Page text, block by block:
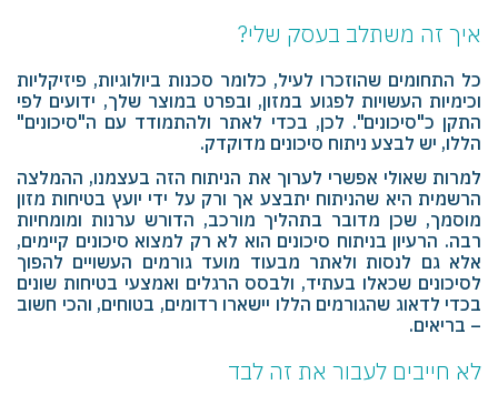
איך זה משתלב בעסק שלי?
כל התחומים שהוזכרו לעיל, כלומר סכנות ביולוגיות, פיזיקליות
וכימיות העשויות לפגוע במזון, ובפרט במוצר שלך, ידועים לפי
התקן כ"סיכונים". לכן, בכדי לאתר ולהתמודד עם ה"סיכונים"
הללו, יש לבצע ניתוח סיכונים מדוקדק.
למרות שאולי אפשרי לערוך את הניתוח הזה בעצמנו, ההמלצה
הרשמית היא שהניתוח יתבצע אך ורק על ידי יועץ בטיחות מזון
מוסמך, שכן מדובר בתהליך מורכב, הדורש ערנות ומומחיות
רבה. הרעיון בניתוח סיכונים הוא לא רק למצוא סיכונים קיימים,
אלא גם לנסות ולאתר מבעוד מועד גורמים העשויים להפוך
לסיכונים שכאלו בעתיד, ולבסס הרגלים ואמצעי בטיחות שונים
בכדי לדאוג שהגורמים הללו יישארו רדומים, בטוחים, והכי חשוב
– בריאים.
לא חייבים לעבור את זה לבד